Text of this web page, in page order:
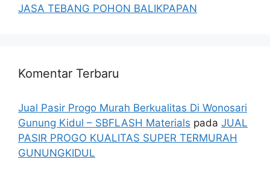
JASA TEBANG POHON BALIKPAPAN
Komentar Terbaru
Jual Pasir Progo Murah Berkualitas Di Wonosari
Gunung Kidul – SBFLASH Materials pada JUAL
PASIR PROGO KUALITAS SUPER TERMURAH
GUNUNGKIDUL